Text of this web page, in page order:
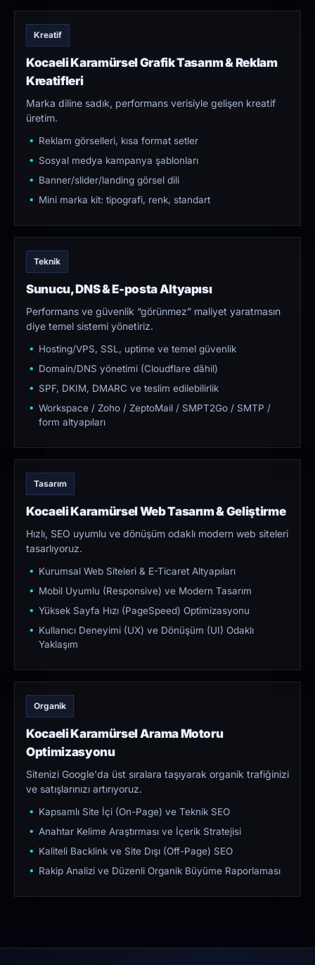
Kreatif
Kocaeli Karamürsel Grafik Tasarım & Reklam
Kreatifleri
Marka diline sadık, performans verisiyle gelişen kreatif
üretim.
Reklam görselleri, kısa format setler
Sosyal medya kampanya şablonları
Banner/slider/landing görsel dili
Mini marka kit: tipografi, renk, standart
Teknik
Sunucu, DNS & E-posta Altyapısı
Performans ve güvenlik “görünmez” maliyet yaratmasın
diye temel sistemi yönetiriz.
Hosting/VPS, SSL, uptime ve temel güvenlik
Domain/DNS yönetimi (Cloudflare dâhil)
SPF, DKIM, DMARC ve teslim edilebilirlik
Workspace / Zoho / ZeptoMail / SMPT2Go / SMTP /
form altyapıları
Tasarım
Kocaeli Karamürsel Web Tasarım & Geliştirme
Hızlı, SEO uyumlu ve dönüşüm odaklı modern web siteleri
tasarlıyoruz.
Kurumsal Web Siteleri & E-Ticaret Altyapıları
Mobil Uyumlu (Responsive) ve Modern Tasarım
Yüksek Sayfa Hızı (PageSpeed) Optimizasyonu
Kullanıcı Deneyimi (UX) ve Dönüşüm (UI) Odaklı
Yaklaşım
Organik
Kocaeli Karamürsel Arama Motoru
Optimizasyonu
Sitenizi Google'da üst sıralara taşıyarak organik trafiğinizi
ve satışlarınızı artırıyoruz.
Kapsamlı Site İçi (On-Page) ve Teknik SEO
Anahtar Kelime Araştırması ve İçerik Stratejisi
Kaliteli Backlink ve Site Dışı (Off-Page) SEO
Rakip Analizi ve Düzenli Organik Büyüme Raporlaması